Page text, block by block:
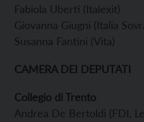
Fabiola Uberti (Italexit)
Giovanna Giugni (Italia
Susanna Fantini (Vita)
CAMERA DEI DEPUTATI
Collegio di Trento
Andrea De Bertoldi (FDI,